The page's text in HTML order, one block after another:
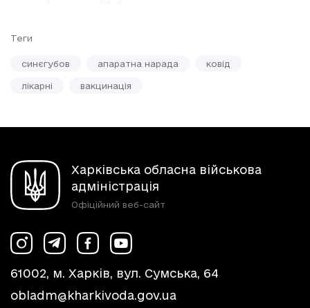
Теги
синєгубов апаратна нарада ковід
лікарні вакцинація
Харківська обласна військова
адміністрація
Офіційний веб-сайт
61002, м. Харків, вул. Сумська, 64
obladm@kharkivoda.gov.ua